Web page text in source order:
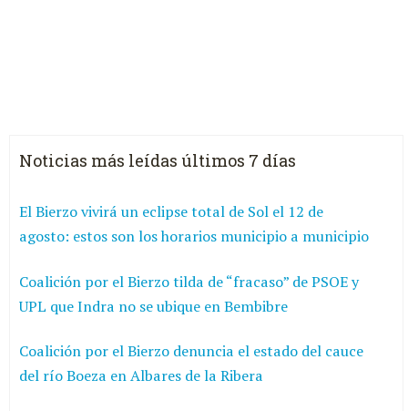
Noticias más leídas últimos 7 días
El Bierzo vivirá un eclipse total de Sol el 12 de
agosto: estos son los horarios municipio a municipio
Coalición por el Bierzo tilda de “fracaso” de PSOE y
UPL que Indra no se ubique en Bembibre
Coalición por el Bierzo denuncia el estado del cauce
del río Boeza en Albares de la Ribera